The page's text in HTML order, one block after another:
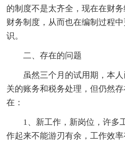
的制度不是太齐全，现在在财
财务制度，从而也在编制过程
识。
二、存在的问题
虽然三个月的试用期，本
关的账务和税务处理，但仍然
在：
1、新工作，新岗位，许多
作起来不能游刃有余，工作效率